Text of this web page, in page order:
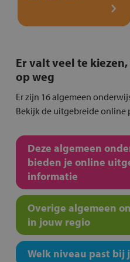
Er valt veel te
op weg
Er zijn 16 algemeen
Bekijk de uitgebreide online
Deze algemeen
bieden je online
informatie
Overige algemeen
in jouw regio
Welk niveau past bij